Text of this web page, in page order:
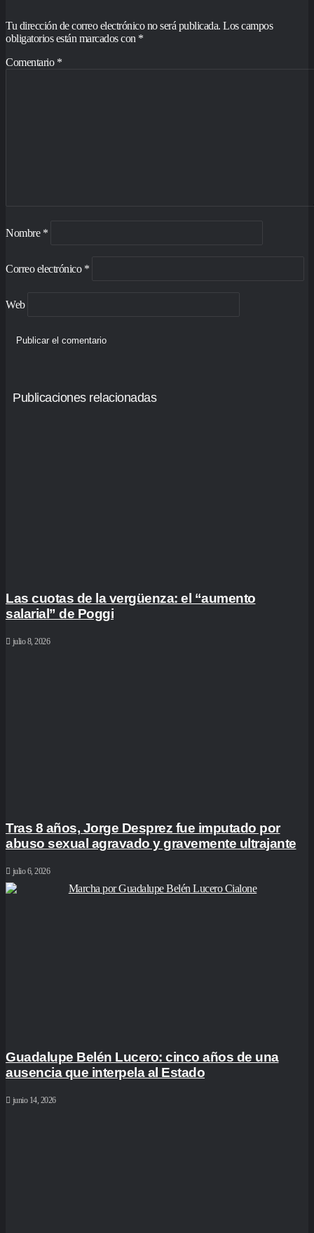
Tu dirección de correo electrónico no será publicada. Los campos
obligatorios están marcados con *
Comentario *
Nombre *
Correo electrónico *
Web
Publicaciones relacionadas
Las cuotas de la vergüenza: el “aumento
salarial” de Poggi
julio 8, 2026
Tras 8 años, Jorge Desprez fue imputado por
abuso sexual agravado y gravemente ultrajante
julio 6, 2026
Guadalupe Belén Lucero: cinco años de una
ausencia que interpela al Estado
junio 14, 2026